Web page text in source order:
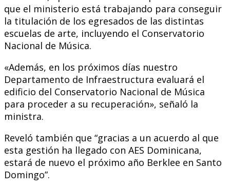
que el ministerio está trabajando para conseguir
la titulación de los egresados de las distintas
escuelas de arte, incluyendo el Conservatorio
Nacional de Música.
«Además, en los próximos días nuestro
Departamento de Infraestructura evaluará el
edificio del Conservatorio Nacional de Música
para proceder a su recuperación», señaló la
ministra.
Reveló también que “gracias a un acuerdo al que
esta gestión ha llegado con AES Dominicana,
estará de nuevo el próximo año Berklee en Santo
Domingo”.